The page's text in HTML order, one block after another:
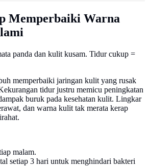
Memperbaiki Warna
panda dan kulit kusam. Tidur cukup =
memperbaiki jaringan kulit yang rusak
tidur justru memicu peningkatan
buruk pada kesehatan kulit. Lingkar
dan warna kulit tak merata kerap
malam.
setiap 3 hari untuk menghindari bakteri